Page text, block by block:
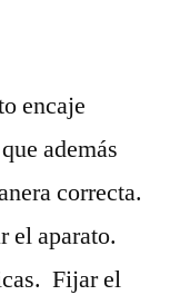
encaje
además
correcta.
el aparato.
Fijar el